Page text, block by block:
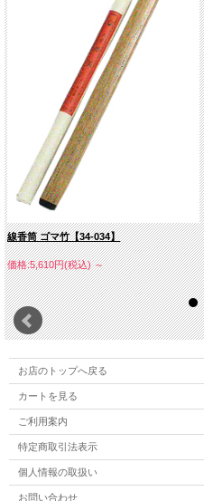
線香筒 ゴマ竹【34-034】
価格:5,610円(税込)～
お店のトップへ戻る
カートを見る
ご利用案内
特定商取引法表示
個人情報の取扱い
お問い合わせ